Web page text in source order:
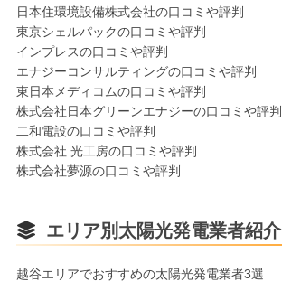
日本住環境設備株式会社の口コミや評判
東京シェルパックの口コミや評判
インプレスの口コミや評判
エナジーコンサルティングの口コミや評判
東⽇本メディコムの口コミや評判
株式会社日本グリーンエナジーの口コミや評判
二和電設の口コミや評判
株式会社 光工房の口コミや評判
株式会社夢源の口コミや評判
エリア別太陽光発電業者紹介
越谷エリアでおすすめの太陽光発電業者3選